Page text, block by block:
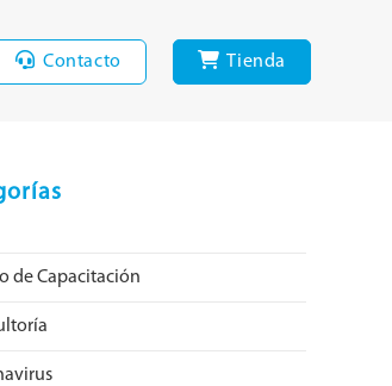
Contacto Tienda
de Capacitación